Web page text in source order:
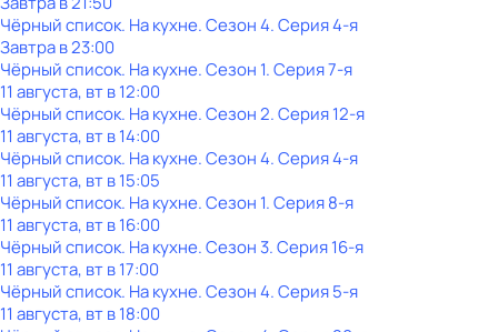
Чёрный список. На кухне. Сезон 4. Серия 4-я
Завтра в 23:00
Чёрный список. На кухне. Сезон 1. Серия 7-я
11 августа, вт в 12:00
Чёрный список. На кухне. Сезон 2. Серия 12-я
11 августа, вт в 14:00
Чёрный список. На кухне. Сезон 4. Серия 4-я
11 августа, вт в 15:05
Чёрный список. На кухне. Сезон 1. Серия 8-я
11 августа, вт в 16:00
Чёрный список. На кухне. Сезон 3. Серия 16-я
11 августа, вт в 17:00
Чёрный список. На кухне. Сезон 4. Серия 5-я
11 августа, вт в 18:00